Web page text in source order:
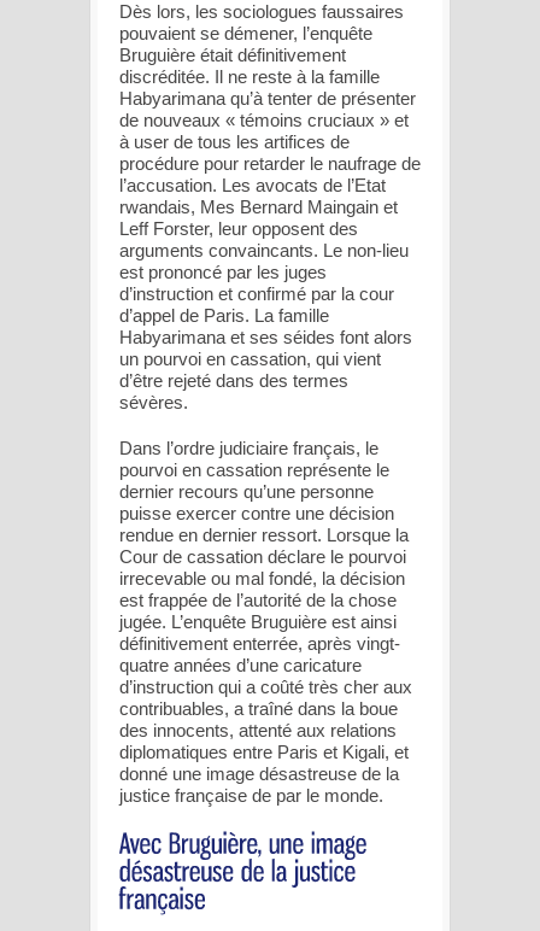
Dès lors, les sociologues faussaires
pouvaient se démener, l’enquête
Bruguière était définitivement
discréditée. Il ne reste à la famille
Habyarimana qu’à tenter de présenter
de nouveaux « témoins cruciaux » et
à user de tous les artifices de
procédure pour retarder le naufrage de
l’accusation. Les avocats de l’Etat
rwandais, Mes Bernard Maingain et
Leff Forster, leur opposent des
arguments convaincants. Le non-lieu
est prononcé par les juges
d’instruction et confirmé par la cour
d’appel de Paris. La famille
Habyarimana et ses séides font alors
un pourvoi en cassation, qui vient
d’être rejeté dans des termes
sévères.
Dans l’ordre judiciaire français, le
pourvoi en cassation représente le
dernier recours qu’une personne
puisse exercer contre une décision
rendue en dernier ressort. Lorsque la
Cour de cassation déclare le pourvoi
irrecevable ou mal fondé, la décision
est frappée de l’autorité de la chose
jugée. L’enquête Bruguière est ainsi
définitivement enterrée, après vingt-
quatre années d’une caricature
d’instruction qui a coûté très cher aux
contribuables, a traîné dans la boue
des innocents, attenté aux relations
diplomatiques entre Paris et Kigali, et
donné une image désastreuse de la
justice française de par le monde.